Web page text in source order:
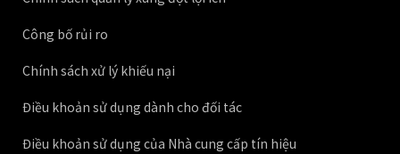
Công bố rủi ro
Chính sách xử lý khiếu nại
Điều khoản sử dụng dành cho đối tác
Điều khoản sử dụng của Nhà cung cấp tín hiệu